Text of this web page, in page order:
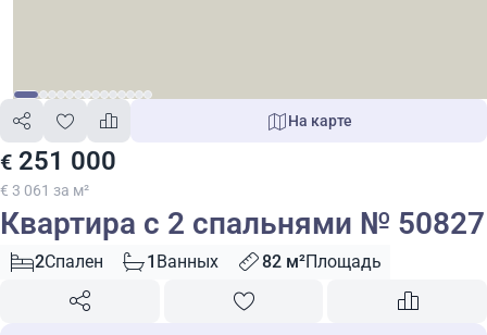
€ 251 000
€ 3 061 за м²
На карте
Квартира с 2 спальнями № 50827
2Спален 1 Ванных 82 м²Площадь